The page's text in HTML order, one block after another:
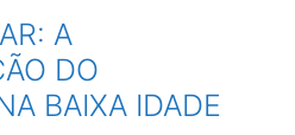
A
DO
BAIXA IDADE